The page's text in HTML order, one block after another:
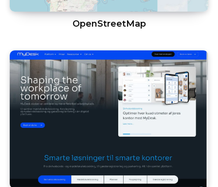
OpenStreetMap